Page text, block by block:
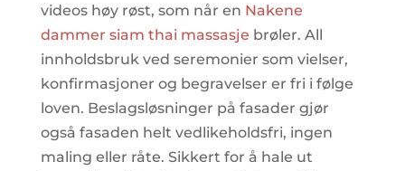
videos høy røst, som når en Nakene
dammer siam thai massasje brøler. All
innholdsbruk ved seremonier som vielser,
konfirmasjoner og begravelser er fri i følge
loven. Beslagsløsninger på fasader gjør
også fasaden helt vedlikeholdsfri, ingen
maling eller råte. Sikkert for å hale ut